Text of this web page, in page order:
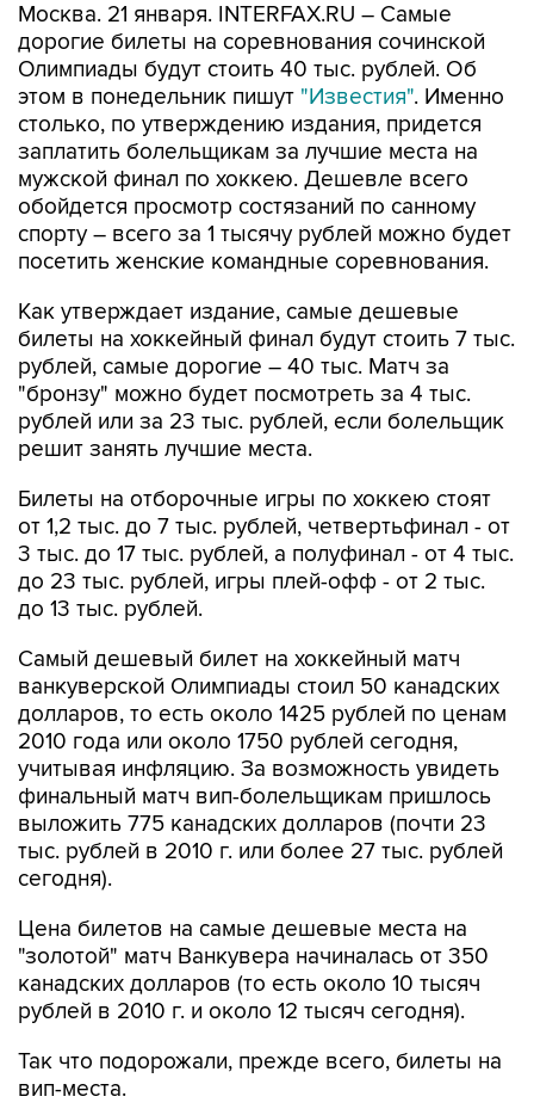
Москва. 21 января. INTERFAX.RU – Самые
дорогие билеты на соревнования сочинской
Олимпиады будут стоить 40 тыс. рублей. Об
этом в понедельник пишут "Известия". Именно
столько, по утверждению издания, придется
заплатить болельщикам за лучшие места на
мужской финал по хоккею. Дешевле всего
обойдется просмотр состязаний по санному
спорту – всего за 1 тысячу рублей можно будет
посетить женские командные соревнования.
Как утверждает издание, самые дешевые
билеты на хоккейный финал будут стоить 7 тыс.
рублей, самые дорогие – 40 тыс. Матч за
"бронзу" можно будет посмотреть за 4 тыс.
рублей или за 23 тыс. рублей, если болельщик
решит занять лучшие места.
Билеты на отборочные игры по хоккею стоят
от 1,2 тыс. до 7 тыс. рублей, четвертьфинал - от
3 тыс. до 17 тыс. рублей, а полуфинал - от 4 тыс.
до 23 тыс. рублей, игры плей-офф - от 2 тыс.
до 13 тыс. рублей.
Самый дешевый билет на хоккейный матч
ванкуверской Олимпиады стоил 50 канадских
долларов, то есть около 1425 рублей по ценам
2010 года или около 1750 рублей сегодня,
учитывая инфляцию. За возможность увидеть
финальный матч вип-болельщикам пришлось
выложить 775 канадских долларов (почти 23
тыс. рублей в 2010 г. или более 27 тыс. рублей
сегодня).
Цена билетов на самые дешевые места на
"золотой" матч Ванкувера начиналась от 350
канадских долларов (то есть около 10 тысяч
рублей в 2010 г. и около 12 тысяч сегодня).
Так что подорожали, прежде всего, билеты на
вип-места.